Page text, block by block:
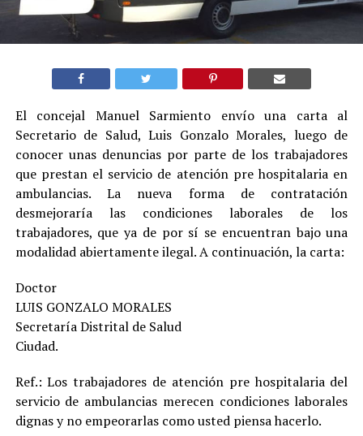
El concejal Manuel Sarmiento envío una carta al
Secretario de Salud, Luis Gonzalo Morales, luego de
conocer unas denuncias por parte de los trabajadores
que prestan el servicio de atención pre hospitalaria en
ambulancias. La nueva forma de contratación
desmejoraría las condiciones laborales de los
trabajadores, que ya de por sí se encuentran bajo una
modalidad abiertamente ilegal. A continuación, la carta:
Doctor
LUIS GONZALO MORALES
Secretaría Distrital de Salud
Ciudad.
Ref.: Los trabajadores de atención pre hospitalaria del
servicio de ambulancias merecen condiciones laborales
dignas y no empeorarlas como usted piensa hacerlo.